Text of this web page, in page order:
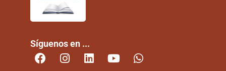
Síguenos en ...